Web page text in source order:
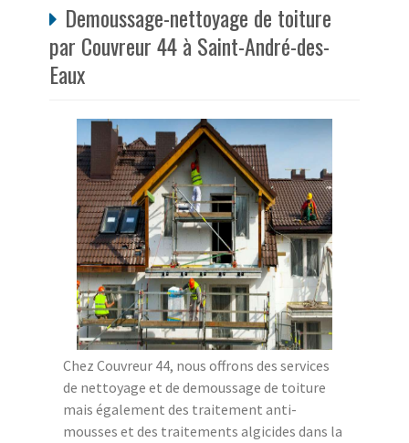
Demoussage-nettoyage de toiture
par Couvreur 44 à Saint-André-des-
Eaux
Chez Couvreur 44, nous offrons des services
de nettoyage et de demoussage de toiture
mais également des traitement anti-
mousses et des traitements algicides dans la